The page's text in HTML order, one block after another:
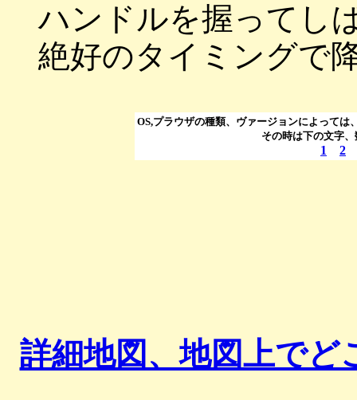
ハンドルを握ってし
絶好のタイミングで
OS,プラウザの種類、ヴァージョンによっては
その時は下の文字
1 2
詳細地図、地図上でど